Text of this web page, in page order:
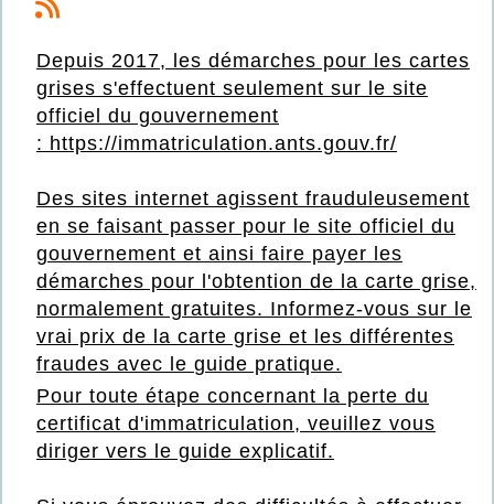
Depuis 2017, les démarches pour les cartes
grises s'effectuent seulement sur le site
officiel du gouvernement
: https://immatriculation.ants.gouv.fr/
Des sites internet agissent frauduleusement
en se faisant passer pour le site officiel du
gouvernement et ainsi faire payer les
démarches pour l'obtention de la carte grise,
normalement gratuites. Informez-vous sur le
vrai prix de la carte grise et les différentes
fraudes avec le guide pratique.
Pour toute étape concernant la perte du
certificat d'immatriculation, veuillez vous
diriger vers le guide explicatif.